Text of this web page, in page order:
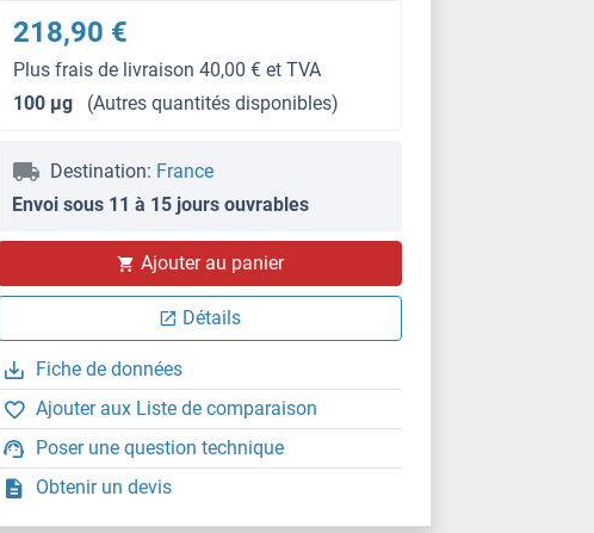
218,90 €
Plus frais de livraison 40,00 € et TVA
100 μg
(Autres quantités disponibles)
Destination: France
Envoi sous 11 à 15 jours ouvrables
Ajouter au panier
Détails
Fiche de données
Ajouter aux Liste de comparaison
Poser une question technique
Obtenir un devis